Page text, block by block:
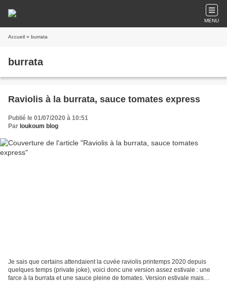
MENU
Accueil » burrata
burrata
Raviolis à la burrata, sauce tomates express
Publié le 01/07/2020 à 10:51
Par loukoum blog
Je sais que certains attendaient la cuvée raviolis printemps 2020 depuis
quelques temps (private joke), voici donc une version assez estivale : une
farce à la burrata et une sauce pleine de tomates. Version estivale mais